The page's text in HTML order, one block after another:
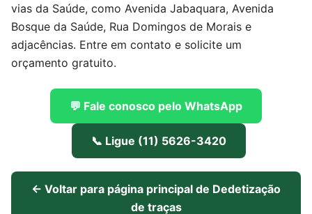
vias da Saúde, como Avenida Jabaquara, Avenida
Bosque da Saúde, Rua Domingos de Morais e
adjacências. Entre em contato e solicite um
orçamento gratuito.
💬 Fale conosco pelo WhatsApp
📞 Ligue (11) 5626-3420
← Voltar para página principal de Dedetização
de traças